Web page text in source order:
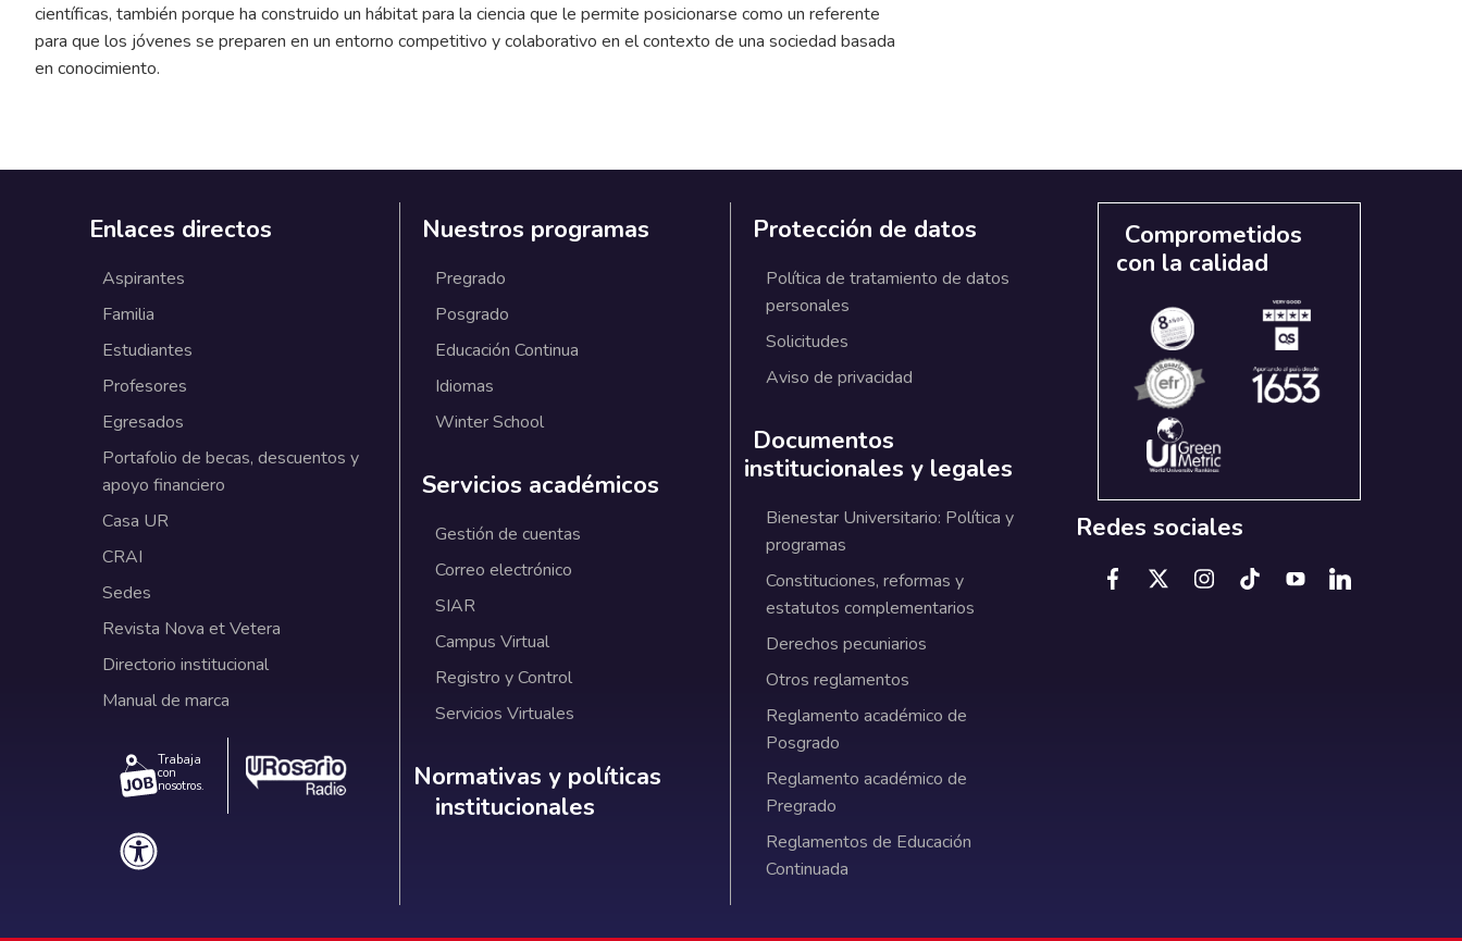
científicas, también porque ha construido un hábitat para la ciencia que le permite posicionarse como un referente
para que los jóvenes se preparen en un entorno competitivo y colaborativo en el contexto de una sociedad basada
en conocimiento.
Enlaces directos
Aspirantes
Familia
Estudiantes
Profesores
Egresados
Portafolio de becas, descuentos y
apoyo financiero
Casa UR
CRAI
Sedes
Revista Nova et Vetera
Directorio institucional
Manual de marca
Trabaja
con
nosotros.
Nuestros programas
Pregrado
Posgrado
Educación Continua
Idiomas
Winter School
Servicios académicos
Gestión de cuentas
Correo electrónico
SIAR
Campus Virtual
Registro y Control
Servicios Virtuales
Normativas y políticas institucionales
Normativas y políticas
institucionales
Protección de datos
Política de tratamiento de datos
personales
Solicitudes
Aviso de privacidad
Documentos
institucionales y legales
Bienestar Universitario: Política y
programas
Constituciones, reformas y
estatutos complementarios
Derechos pecuniarios
Otros reglamentos
Reglamento académico de
Posgrado
Reglamento académico de
Pregrado
Reglamentos de Educación
Continuada
Comprometidos
con la calidad
Redes sociales